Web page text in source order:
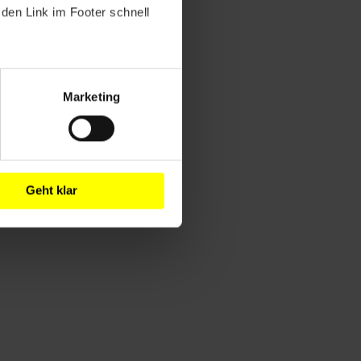
Link im Footer schnell
Marketing
Geht klar